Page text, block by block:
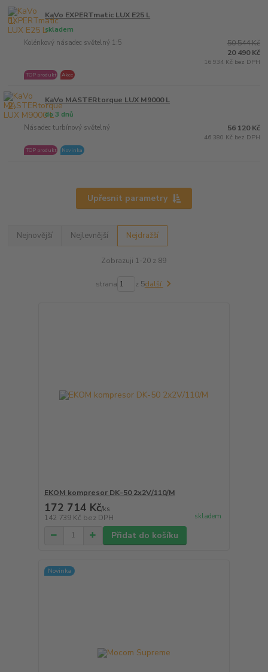
1. KaVo EXPERTmatic LUX E25 L
Kolénkový násadec světelný 1:5
skladem
TOP produkt Akce
50 544 Kč
20 490 Kč
16 934 Kč bez DPH
2. KaVo MASTERtorque LUX M9000 L
Násadec turbínový světelný
do 3 dnů
TOP produkt Novinka
56 120 Kč
46 380 Kč bez DPH
Upřesnit parametry
Nejnovější Nejlevnější Nejdražší
Zobrazuji 1-20 z 89
strana z 5další
EKOM kompresor DK-50 2x2V/110/M
172 714 Kč/ks
142 739 Kč bez DPH skladem
Přidat do košíku
Novinka